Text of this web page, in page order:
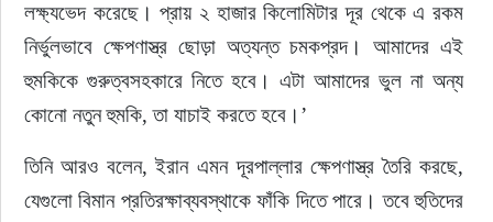
লক্ষ্যভেদ করেছে। প্রায় ২ হাজার কিলোমিটার দূর থেকে এ রকম
নির্ভুলভাবে ক্ষেপণাস্ত্র ছোড়া অত্যন্ত চমকপ্রদ। আমাদের এই
হুমকিকে গুরুত্বসহকারে নিতে হবে। এটা আমাদের ভুল না অন্য
কোনো নতুন হুমকি, তা যাচাই করতে হবে।’
তিনি আরও বলেন, ইরান এমন দূরপাল্লার ক্ষেপণাস্ত্র তৈরি করছে,
যেগুলো বিমান প্রতিরক্ষাব্যবস্থাকে ফাঁকি দিতে পারে। তবে হুতিদের